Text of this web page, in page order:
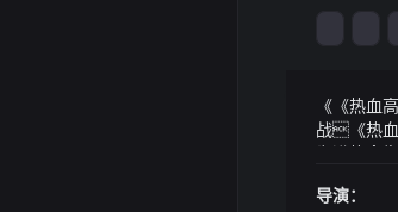
《《热血
战《热
为进一步
《《热血
所有人目
导演：